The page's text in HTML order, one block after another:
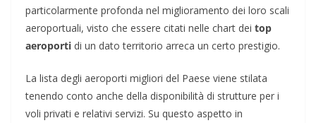
particolarmente profonda nel miglioramento dei loro scali
aeroportuali, visto che essere citati nelle chart dei top
aeroporti di un dato territorio arreca un certo prestigio.
La lista degli aeroporti migliori del Paese viene stilata
tenendo conto anche della disponibilità di strutture per i
voli privati e relativi servizi. Su questo aspetto in